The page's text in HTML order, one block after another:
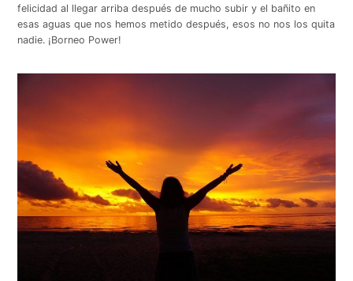
felicidad al llegar arriba después de mucho subir y el bañito en
esas aguas que nos hemos metido después, esos no nos los quita
nadie. ¡Borneo Power!